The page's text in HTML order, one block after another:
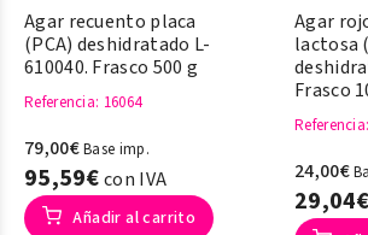
Agar recuento placa
(PCA) deshidratado L-
610040. Frasco 500 g
Referencia: 16064
79,00€Base imp.
95,59€con IVA
Añadir al carrito
Agar
lactosa
Frasco
Referencia
24,00€